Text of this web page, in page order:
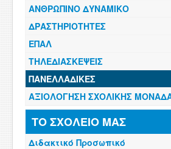
ΑΝΘΡΩΠΙΝΟ ΔΥΝΑΜΙΚΟ
ΔΡΑΣΤΗΡΙΟΤΗΤΕΣ
ΕΠΑΛ
ΤΗΛΕΔΙΑΣΚΕΨΕΙΣ
ΠΑΝΕΛΛΑΔΙΚΕΣ
ΑΞΙΟΛΟΓΗΣΗ ΣΧΟΛΙΚΗΣ
ΤΟ ΣΧΟΛΕΙΟ ΜΑΣ
Διδακτικό Προσωπικό